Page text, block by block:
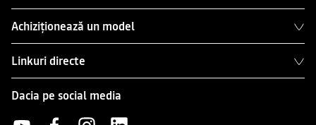
Achiziționează un model
Linkuri directe
Dacia pe social media